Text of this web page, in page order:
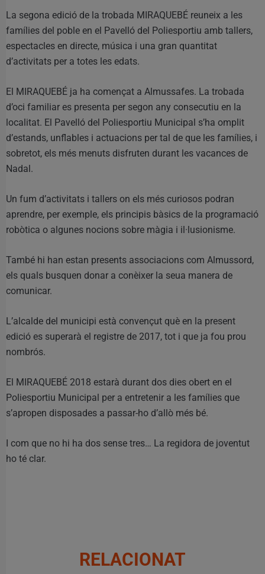
La segona edició de la trobada MIRAQUEBÉ reuneix a les
famílies del poble en el Pavelló del Poliesportiu amb tallers,
espectacles en directe, música i una gran quantitat
d’activitats per a totes les edats.
El MIRAQUEBÉ ja ha començat a Almussafes. La trobada
d’oci familiar es presenta per segon any consecutiu en la
localitat. El Pavelló del Poliesportiu Municipal s’ha omplit
d’estands, unflables i actuacions per tal de que les famílies, i
sobretot, els més menuts disfruten durant les vacances de
Nadal.
Un fum d’activitats i tallers on els més curiosos podran
aprendre, per exemple, els principis bàsics de la programació
robòtica o algunes nocions sobre màgia i il·lusionisme.
També hi han estan presents associacions com Almussord,
els quals busquen donar a conèixer la seua manera de
comunicar.
L’alcalde del municipi està convençut què en la present
edició es superarà el registre de 2017, tot i que ja fou prou
nombrós.
El MIRAQUEBÉ 2018 estarà durant dos dies obert en el
Poliesportiu Municipal per a entretenir a les famílies que
s’apropen disposades a passar-ho d’allò més bé.
I com que no hi ha dos sense tres… La regidora de joventut
ho té clar.
RELACIONAT